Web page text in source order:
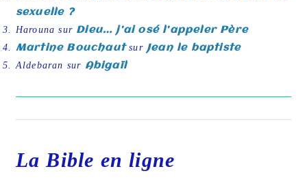
sexuelle ?
Harouna sur Dieu… j’ai osé l’appeler Père
Martine Bouchautsur Jean le baptiste
Aldebaran sur Abigaïl
La Bible en ligne